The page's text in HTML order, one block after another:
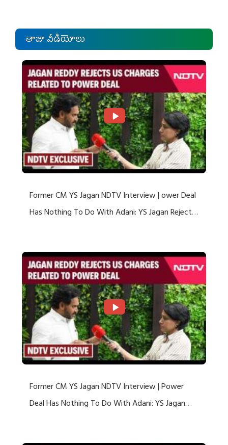
తాజా వీడియోలు
Former CM YS Jagan NDTV Interview | ower Deal
Has Nothing To Do With Adani: YS Jagan Rejects
Former CM YS Jagan NDTV Interview | Power
Deal Has Nothing To Do With Adani: YS Jagan